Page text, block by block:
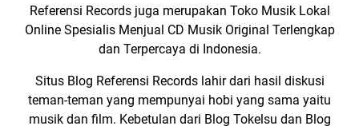
Referensi Records juga merupakan Toko Musik Lokal
Online Spesialis Menjual CD Musik Original Terlengkap
dan Terpercaya di Indonesia.
Situs Blog Referensi Records lahir dari hasil diskusi
teman-teman yang mempunyai hobi yang sama yaitu
musik dan film. Kebetulan dari Blog Tokelsu dan Blog